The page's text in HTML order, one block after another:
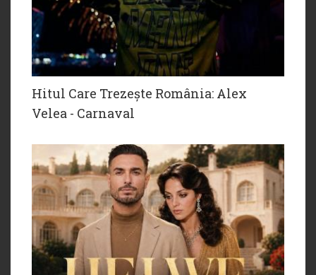
Hitul Care Trezește România: Alex
Velea - Carnaval